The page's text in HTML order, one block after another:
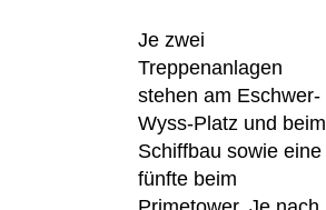
Je zwei
Treppenanlagen
stehen am Eschwer-
Wyss-Platz und beim
Schiffbau sowie eine
fünfte beim